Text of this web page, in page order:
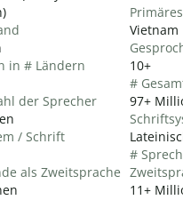
in # Ländern
der Sprecher
/ Schrift
als Zweitsprache
Vietnam
10+
#
97+
#
11+